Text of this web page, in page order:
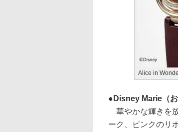
Alice in
Disney Marie（
華やかな輝きを
ーク、ピンクのリ